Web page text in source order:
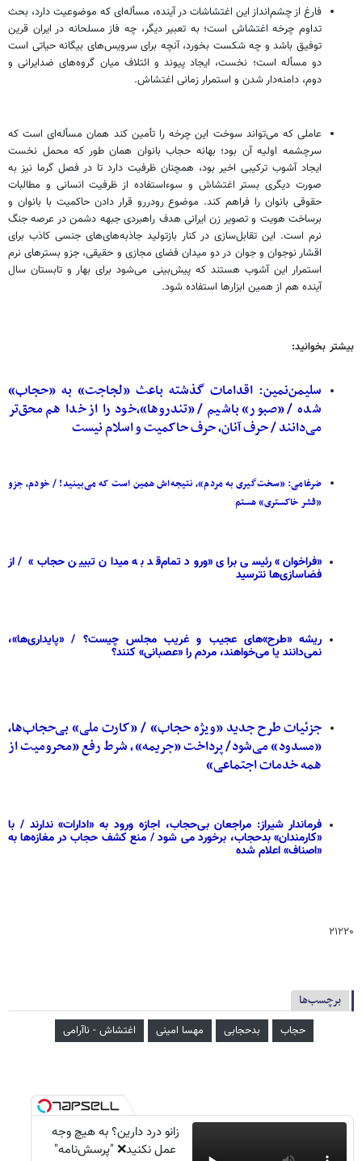
فارغ از چشم‌انداز این اغتشاشات در آینده، مسأله‌ای که موضوعیت دارد، بحث
تداوم چرخه اغتشاش است؛ به تعبیر دیگر، چه فاز مسلحانه در ایران قرین
توفیق باشد و چه شکست بخورد، آنچه برای سرویس‌های بیگانه حیاتی است
دو مسأله است؛ نخست، ایجاد پیوند و ائتلاف میان گروه‌های ضدایرانی و
دوم، دامنه‌دار شدن و استمرار زمانی اغتشاش.
عاملی که می‌تواند سوخت این چرخه را تأمین کند همان مسأله‌ای است که
سرچشمه اولیه آن بود؛ بهانه حجاب بانوان همان طور که محمل نخست
ایجاد آشوب ترکیبی اخیر بود، همچنان ظرفیت دارد تا در فصل گرما نیز به
صورت دیگری بستر اغتشاش و سوءاستفاده از ظرفیت انسانی و مطالبات
حقوقی بانوان را فراهم کند. موضوع رودررو قرار دادن حاکمیت با بانوان و
برساخت هویت و تصویر زن ایرانی هدف راهبردی جبهه دشمن در عرصه جنگ
نرم است. این تقابل‌سازی در کنار بازتولید جاذبه‌های‌های جنسی کاذب برای
اقشار نوجوان و جوان در دو میدان فضای مجازی و حقیقی، جزو بسترهای نرم
استمرار این آشوب هستند که پیش‌بینی می‌شود برای بهار و تابستان سال
آینده هم از همین ابزارها استفاده شود.
بیشتر بخوانید:
سلیمن‌نمین: اقدامات گذشته باعث «لجاجت» به «حجاب»
شده / «صبور» باشیم / «تندروها»،خود را از خدا هم محق‌تر
می‌دانند / حرف آنان، حرف حاکمیت و اسلام نیست
ضرغامی: «سخت‌گیری به مردم»، نتیجه‌اش همین است که می‌بینید! / خودم، جزو
«قشر خاکستری» هستم
«فراخوان» رئیسی برای «ورود تمام‌قد به میدان تبیین حجاب» / از
فضاسازی‌ها نترسید
ریشه «طرح‌»های عجیب و غریب مجلس چیست؟ / «پایداری‌ها»،
نمی‌دانند یا می‌خواهند، مردم را «عصبانی» کنند؟
جزئیات طرح جدید «ویژه حجاب» / «کارت ملی» بی‌حجاب‌ها،
«مسدود» می‌شود/ پرداخت «جریمه»، شرط رفع «محرومیت از
همه خدمات اجتماعی»
فرماندار شیراز: مراجعان بی‌حجاب، اجازه ورود به «ادارات» ندارند / با
«کارمندان» بدحجاب، برخورد می شود / منع کشف حجاب در مغازه‌ها به
«اصناف» اعلام شده
۲۱۲۲۰
برچسب‌ها
حجاب بدحجابی مهسا امینی اغتشاش - ناآرامی
زانو درد دارین؟ به هیچ وجه
عمل نکنید❌ "پرسش‌نامه"